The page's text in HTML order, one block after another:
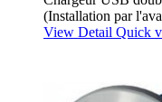
(Installation par
View Detail Quick